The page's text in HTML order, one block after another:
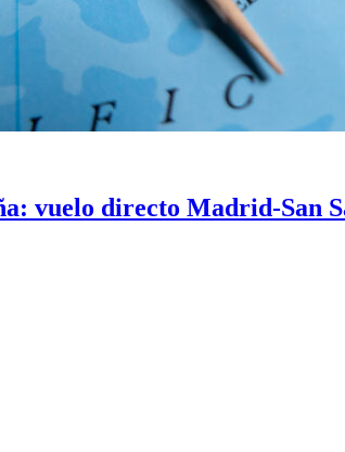
vuelo directo Madrid-San